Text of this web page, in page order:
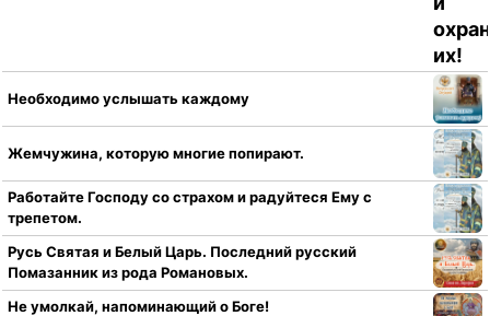
Необходимо услышать каждому
Жемчужина, которую многие попирают.
Работайте Господу со страхом и радуйтеся Ему с
трепетом.
Русь Святая и Белый Царь. Последний русский
Помазанник из рода Романовых.
Не умолкай, напоминающий о Боге!